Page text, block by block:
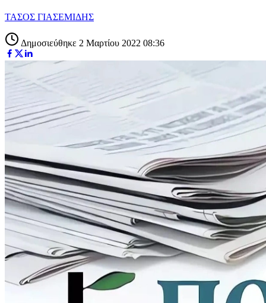
ΤΑΣΟΣ ΓΙΑΣΕΜΙΔΗΣ
Δημοσιεύθηκε 2 Μαρτίου 2022 08:36